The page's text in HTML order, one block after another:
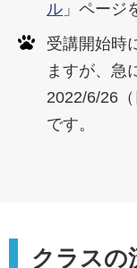
ル 」ページ
受講開始時
ますが、急
2022/6/26
です。
クラスの